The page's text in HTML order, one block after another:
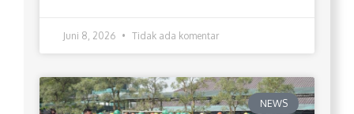
Juni 8, 2026 Tidak ada komentar
NEWS